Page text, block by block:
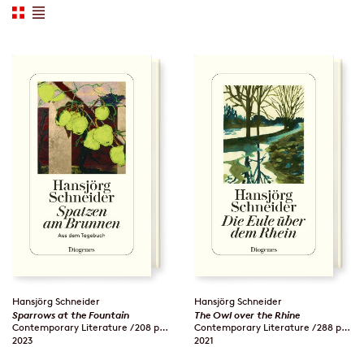
Hansjörg Schneider
Sparrows at the Fountain
Contemporary Literature / 208 pages
2023
Hansjörg Schneider
The Owl over the Rhine
Contemporary Literature / 288 pages
2021